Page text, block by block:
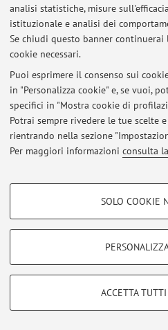
analisi statistiche, misure
istituzionale e analisi dei
Se chiudi questo banner
cookie necessari.
Puoi esprimere il consenso sui
in "Personalizza cookie" e, se vuoi,
specifici in "Mostra cookie di
Potrai sempre rivedere le tue scelte
rientrando nella sezione
Per maggiori informazioni consulta
COOKIE DI PROFILAZIONE -
COOKIE TECNICI - NECESSARI
Si tratta di cookie tecnici utilizzati, a
SOLO COOKIE
ACCETTA
Al momento non
Area riservata
© 2026 - ALMA MATER
| Note legali|